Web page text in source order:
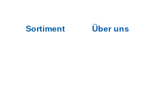
Sortiment Über uns